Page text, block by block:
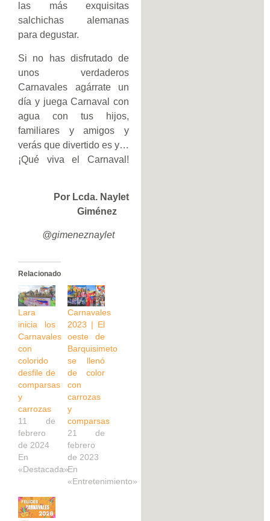
las más exquisitas
salchichas alemanas
para degustar.
Si no has disfrutado de
unos verdaderos
Carnavales agárrate un
día y juega Carnaval con
agua con tus hijos,
familiares y amigos y
verás que divertido es y…
¡Qué viva el Carnaval!
Por Lcda. Naylet
Giménez
@gimeneznaylet
Relacionado
Lara
inicia los
Carnavales
con
colorido
desfile de
comparsas
y
carrozas
11 de
febrero
de 2024
En
«Destacada»
Carnavales
2023 | El
oeste de
Barquisimeto
se llenó
de color
con
carrozas
y
comparsas
21 de
febrero
de 2023
En
«Entretenimiento»